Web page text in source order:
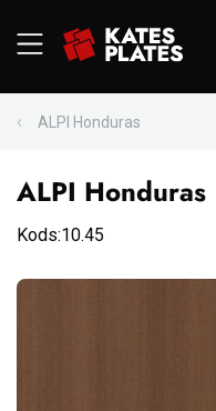
ALPI Honduras
ALPI Honduras
Kods:10.45